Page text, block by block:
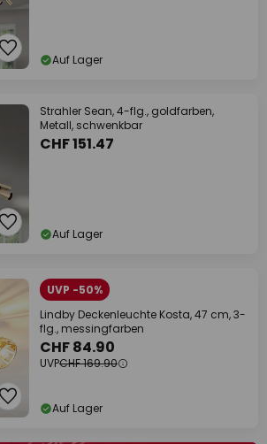
Auf Lager
Strahler Sean, 4-flg., goldfarben,
Metall, schwenkbar
CHF 151.47
Auf Lager
UVP -50%
Lindby Deckenleuchte Kosta, 47 cm, 3-
flg., messingfarben
CHF 84.90
UVPCHF 169.90
Auf Lager